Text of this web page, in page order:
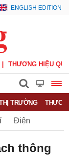
ENGLISH EDITION
THƯƠNG HIỆU
TRƯỜNG
Điện
thông